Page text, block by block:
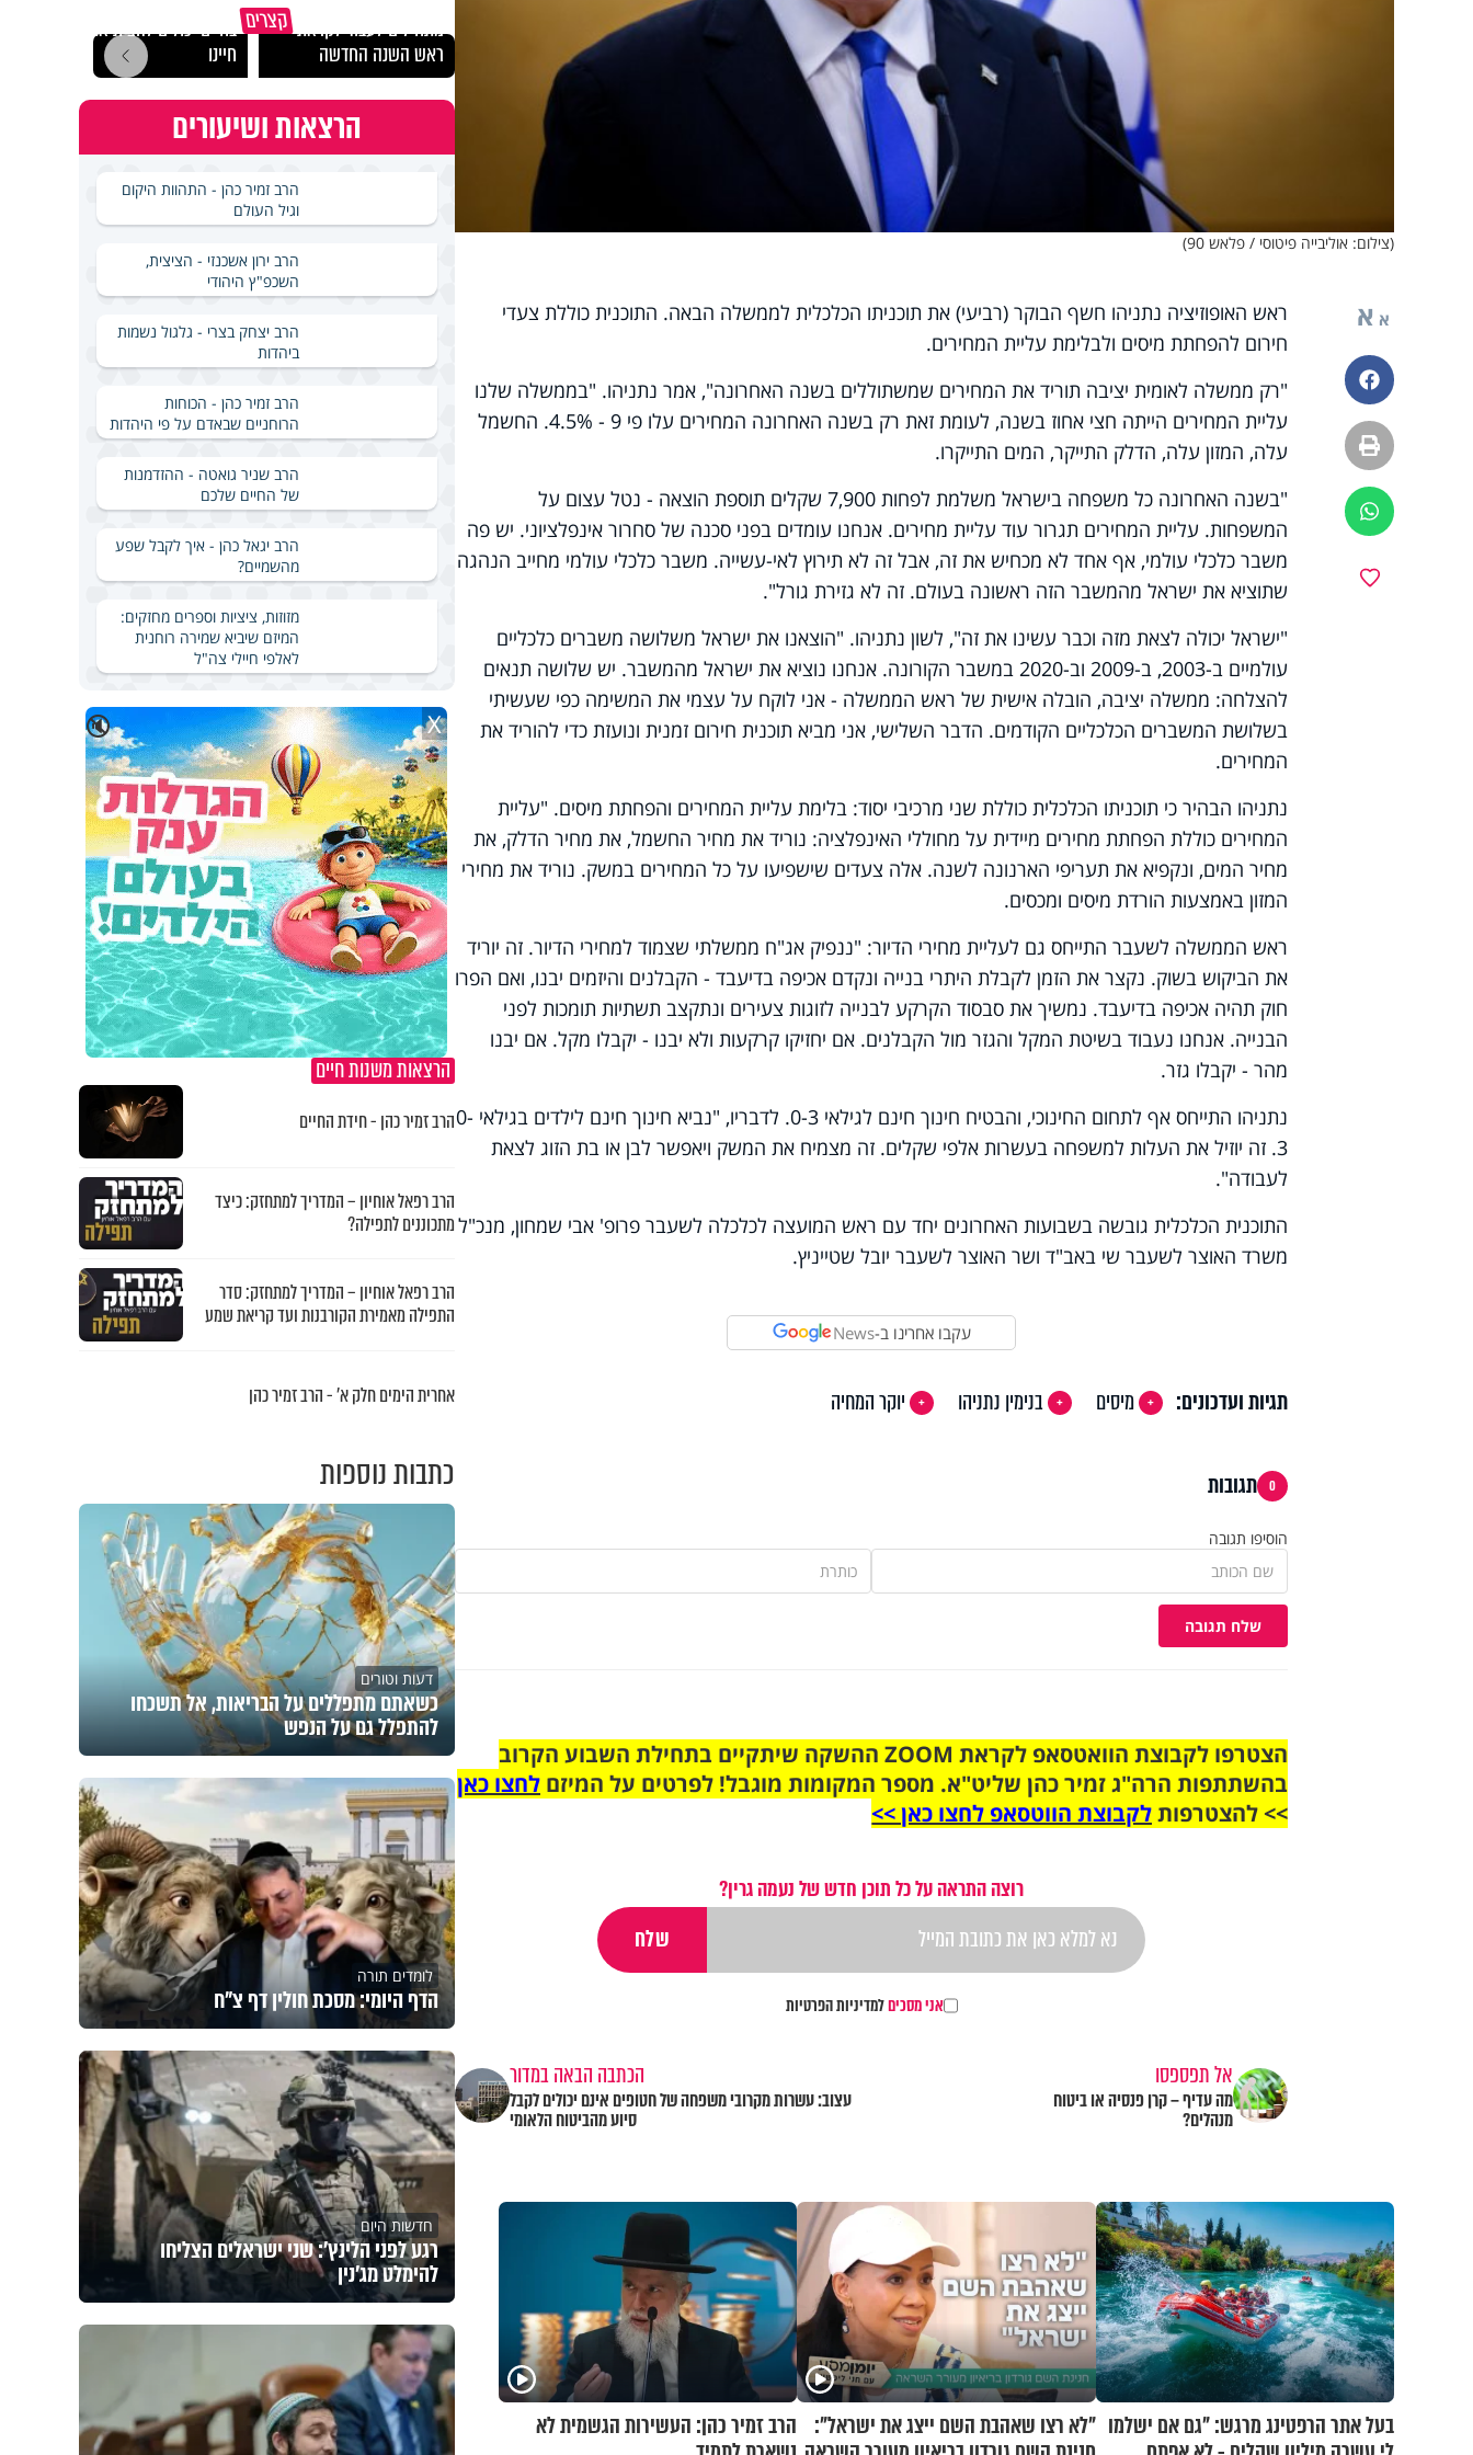
(צילום: אוליבייה פיטוסי / פלאש 90)
א א
פייסבוק
הדפסה
ווטסאפ
ראש האופוזיציה נתניהו חשף הבוקר (רביעי) את תוכניתו הכלכלית לממשלה הבאה. התוכנית כוללת צעדי
חירום להפחתת מיסים ולבלימת עליית המחירים.
"רק ממשלה לאומית יציבה תוריד את המחירים שמשתוללים בשנה האחרונה", אמר נתניהו. "בממשלה שלנו
עליית המחירים הייתה חצי אחוז בשנה, לעומת זאת רק בשנה האחרונה המחירים עלו פי 9 - 4.5%. החשמל
עלה, המזון עלה, הדלק התייקר, המים התייקרו.
"בשנה האחרונה כל משפחה בישראל משלמת לפחות 7,900 שקלים תוספת הוצאה - נטל עצום על
המשפחות. עליית המחירים תגרור עוד עליית מחירים. אנחנו עומדים בפני סכנה של סחרור אינפלציוני. יש פה
משבר כלכלי עולמי, אף אחד לא מכחיש את זה, אבל זה לא תירוץ לאי-עשייה. משבר כלכלי עולמי מחייב הנהגה
שתוציא את ישראל מהמשבר הזה ראשונה בעולם. זה לא גזירת גורל".
"ישראל יכולה לצאת מזה וכבר עשינו את זה", לשון נתניהו. "הוצאנו את ישראל משלושה משברים כלכליים
עולמיים ב-2003, ב-2009 וב-2020 במשבר הקורונה. אנחנו נוציא את ישראל מהמשבר. יש שלושה תנאים
להצלחה: ממשלה יציבה, הובלה אישית של ראש הממשלה - אני לוקח על עצמי את המשימה כפי שעשיתי
בשלושת המשברים הכלכליים הקודמים. הדבר השלישי, אני מביא תוכנית חירום זמנית ונועזת כדי להוריד את
המחירים.
נתניהו הבהיר כי תוכניתו הכלכלית כוללת שני מרכיבי יסוד: בלימת עליית המחירים והפחתת מיסים. "עליית
המחירים כוללת הפחתת מחירים מיידית על מחוללי האינפלציה: נוריד את מחיר החשמל, את מחיר הדלק, את
מחיר המים, ונקפיא את תעריפי הארנונה לשנה. אלה צעדים שישפיעו על כל המחירים במשק. נוריד את מחירי
המזון באמצעות הורדת מיסים ומכסים.
ראש הממשלה לשעבר התייחס גם לעליית מחירי הדיור: "ננפיק אג"ח ממשלתי שצמוד למחירי הדיור. זה יוריד
את הביקוש בשוק. נקצר את הזמן לקבלת היתרי בנייה ונקדם אכיפה בדיעבד - הקבלנים והיזמים יבנו, ואם הפרו
חוק תהיה אכיפה בדיעבד. נמשיך את סבסוד הקרקע לבנייה לזוגות צעירים ונתקצב תשתיות תומכות לפני
הבנייה. אנחנו נעבוד בשיטת המקל והגזר מול הקבלנים. אם יחזיקו קרקעות ולא יבנו - יקבלו מקל. אם יבנו
מהר - יקבלו גזר.
נתניהו התייחס אף לתחום החינוכי, והבטיח חינוך חינם לגילאי 0-3. לדבריו, "נביא חינוך חינם לילדים בגילאי 0-
3. זה יוזיל את העלות למשפחה בעשרות אלפי שקלים. זה מצמיח את המשק ויאפשר לבן או בת הזוג לצאת
לעבודה".
התוכנית הכלכלית גובשה בשבועות האחרונים יחד עם ראש המועצה לכלכלה לשעבר פרופ' אבי שמחון, מנכ"ל
משרד האוצר לשעבר שי באב"ד ושר האוצר לשעבר יובל שטייניץ.
עקבו אחרינו ב-News
תגיות ועדכונים: מיסים בנימין נתניהו יוקר המחיה
0 תגובות
הוסיפו תגובה
שלח תגובה
הצטרפו לקבוצת הוואטסאפ לקראת ZOOM ההשקה שיתקיים בתחילת השבוע הקרוב
בהשתתפות הרה"ג זמיר כהן שליט"א. מספר המקומות מוגבל! לפרטים על המיזם לחצו כאן
>> להצטרפותלקבוצת הווטסאפ לחצו כאן >>
רוצה התראה על כל תוכן חדש של נעמה גרין?
אני מסכיםלמדיניות הפרטיות
אל תפספסו
מה עדיף – קרן פנסיה או ביטוח
מנהלים?
הכתבה הבאה במדור
עצוב: עשרות מקרובי משפחה של חטופים אינם יכולים לקבל
סיוע מהביטוח הלאומי
בעל אתר הרפטינג מרגש: "גם אם ישלמו "לא רצו שאהבת השם ייצג את ישראל":
הרב זמיר כהן: העשירות הגשמית לא
קצרים מתחילים לעבוד לקראת
ראש השנה החדשה
בחיים יכולים להצית את
חיינו
הרצאות ושיעורים
הרב זמיר כהן - התהוות היקום
וגיל העולם
הרב ירון אשכנזי - הציצית,
השכפ"ץ היהודי
הרב יצחק בצרי - גלגול נשמות
ביהדות
הרב זמיר כהן - הכוחות
הרוחניים שבאדם על פי היהדות
הרב שניר גואטה - ההזדמנות
של החיים שלכם
הרב יגאל כהן - איך לקבל שפע
מהשמיים?
מזוזות, ציציות וספרים מחזקים:
המיזם שיביא שמירה רוחנית
לאלפי חיילי צה"ל
🔇 X
הרצאות משנות חיים
הרב זמיר כהן - חידת החיים
הרב רפאל אוחיון – המדריך למתחזק: כיצד
מתכוננים לתפילה?
הרב רפאל אוחיון – המדריך למתחזק: סדר
התפילה מאמירת הקורבנות ועד קריאת שמע
אחרית הימים חלק א’ - הרב זמיר כהן
כתבות נוספות
דעות וטורים
כשאתם מתפללים על הבריאות, אל תשכחו
להתפלל גם על הנפש
לומדים תורה
הדף היומי: מסכת חולין דף צ"ח
חדשות היום
רגע לפני הלינץ': שני ישראלים הצליחו
להימלט מג'נין